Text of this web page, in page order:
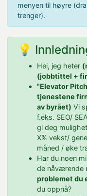
menyen til høyre
trenger).
💡
Hei, jeg heter
(jobbtittel +
"Elevator
tjenestene
av byrået) Vi
f.eks. SEO/
gi deg
X% vekst/
måned / øke
Har du noen
de nåværende
problemet du
du oppnå?